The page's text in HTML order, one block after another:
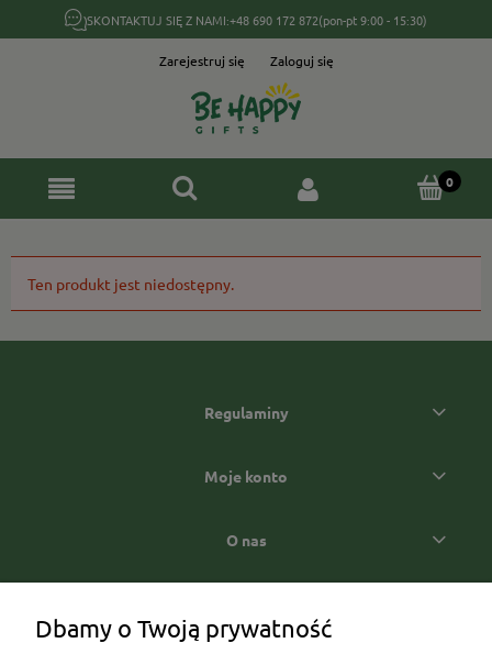
SKONTAKTUJ SIĘ Z NAMI:+48 690 172 872(pon-pt 9:00 - 15:30)
Zarejestruj się Zaloguj się
Ten produkt jest niedostępny.
Regulaminy
Moje konto
O nas
Dbamy o Twoją prywatność